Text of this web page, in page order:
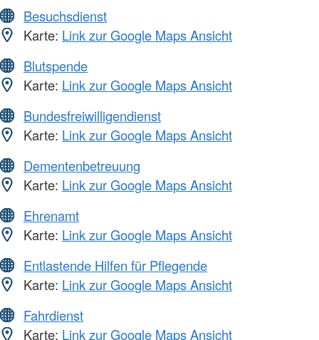
Besuchsdienst
Karte: Link zur Google Maps Ansicht
Blutspende
Karte: Link zur Google Maps Ansicht
Bundesfreiwilligendienst
Karte: Link zur Google Maps Ansicht
Dementenbetreuung
Karte: Link zur Google Maps Ansicht
Ehrenamt
Karte: Link zur Google Maps Ansicht
Entlastende Hilfen für Pflegende
Karte: Link zur Google Maps Ansicht
Fahrdienst
Karte: Link zur Google Maps Ansicht